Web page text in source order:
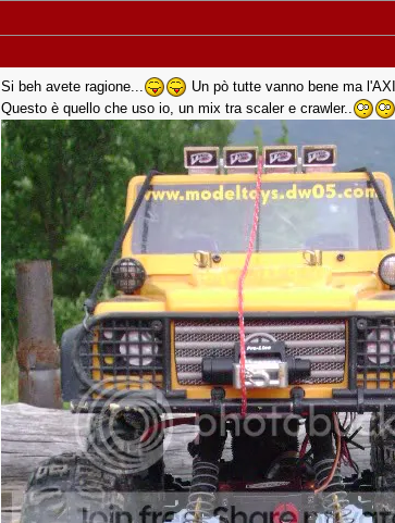
Si beh avete ragione...
Un pò tutte vanno bene ma
Questo è quello che uso io, un mix tra scaler e crawler..